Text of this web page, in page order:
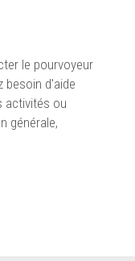
le pourvoyeur
besoin d'aide
activités ou
générale,